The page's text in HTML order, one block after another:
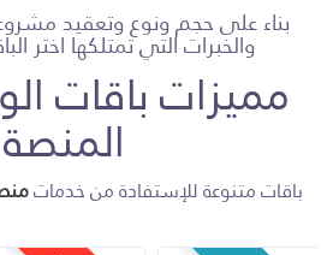
بناء على حجم ونوع وتعقيد
والخبرات التي تمتلكها اختر
مميزات باقات
المنصة
باقات متنوعة للإستفادة من خدمات